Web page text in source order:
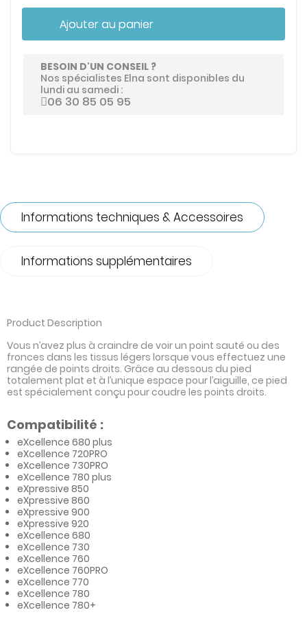
Ajouter au panier
BESOIN D'UN CONSEIL ?
Nos spécialistes Elna sont disponibles du
lundi au samedi :
06 30 85 05 95
Informations techniques & Accessoires
Informations supplémentaires
Product Description
Vous n’avez plus à craindre de voir un point sauté ou des
fronces dans les tissus légers lorsque vous effectuez une
rangée de points droits. Grâce au dessous du pied
totalement plat et à l’unique espace pour l’aiguille, ce pied
est spécialement conçu pour coudre les points droits.
Compatibilité :
eXcellence 680 plus
eXcellence 720PRO
eXcellence 730PRO
eXcellence 780 plus
eXpressive 850
eXpressive 860
eXpressive 900
eXpressive 920
eXcellence 680
eXcellence 730
eXcellence 760
eXcellence 760PRO
eXcellence 770
eXcellence 780
eXcellence 780+